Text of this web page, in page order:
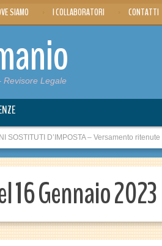
SIAMO I COLLABORATORI CONTATTI
Revisore Legale
SOSTITUTI D’IMPOSTA – Versamento ritenute
16 Gennaio 2023